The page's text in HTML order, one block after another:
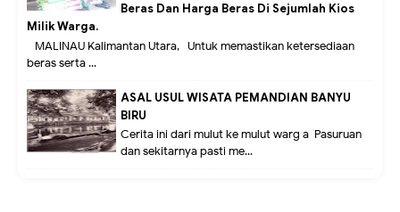
Beras Dan Harga Beras Di Sejumlah Kios
Milik Warga.
MALINAU Kalimantan Utara,- Untuk memastikan ketersediaan
beras serta ...
ASAL USUL WISATA PEMANDIAN BANYU
BIRU
Cerita ini dari mulut ke mulut warg a Pasuruan
dan sekitarnya pasti me...